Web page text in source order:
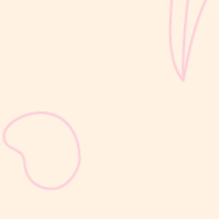
Masa nifas adalah periode pemulihan tubuh setelah melahirkan
yang dimulai sejak bayi lahir hingga organ reproduksi kembali